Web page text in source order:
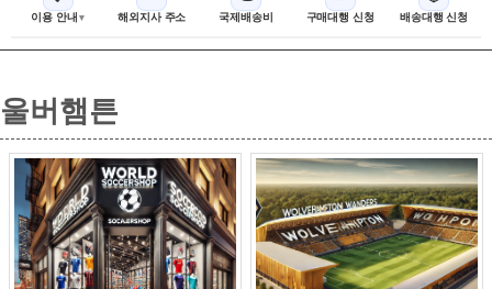
이용 안내 해외지사 주소 국제배송비 구매대행 신청 배송대행 신청
울버햄튼